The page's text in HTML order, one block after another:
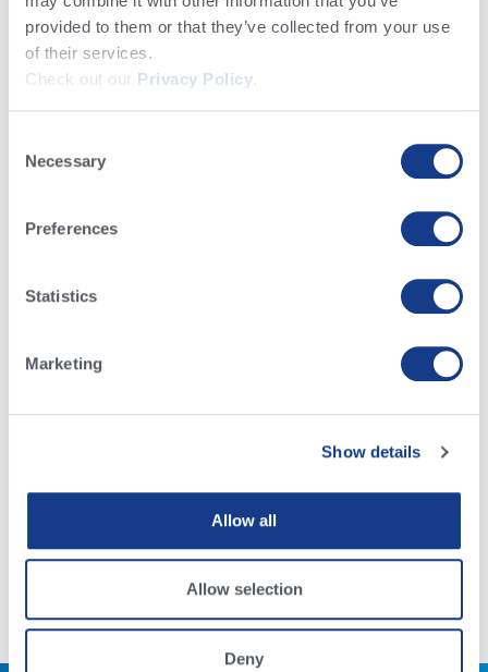
provided to them or that they’ve collected from your use
of their services.
Check out our Privacy Policy
Selection
Necessary
Preferences
Statistics
Marketing
Show details
Allow all
Allow selection
Deny
Genética, Genómica & Planes Genéticos Manejo del Negocio Lechero
Estándares de inmunidad pasiva